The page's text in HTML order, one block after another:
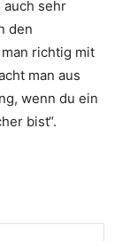
auch sehr
den
richtig mit
man aus
wenn du ein
bist“.